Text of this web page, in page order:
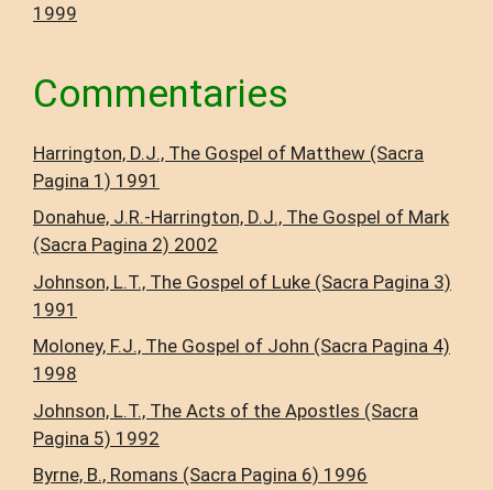
1999
Commentaries
Harrington, D.J., The Gospel of Matthew (Sacra
Pagina 1) 1991
Donahue, J.R.-Harrington, D.J., The Gospel of Mark
(Sacra Pagina 2) 2002
Johnson, L.T., The Gospel of Luke (Sacra Pagina 3)
1991
Moloney, F.J., The Gospel of John (Sacra Pagina 4)
1998
Johnson, L.T., The Acts of the Apostles (Sacra
Pagina 5) 1992
Byrne, B., Romans (Sacra Pagina 6) 1996